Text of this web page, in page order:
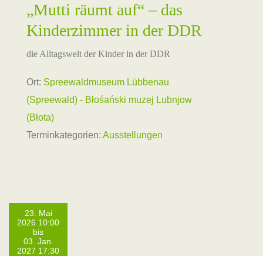
„Mutti räumt auf“ – das
Kinderzimmer in der DDR
die Alltagswelt der Kinder in der DDR
Ort: Spreewaldmuseum Lübbenau
(Spreewald) - Błośański muzej Lubnjow
(Błota)
Terminkategorien: Ausstellungen
23. Mai
2026 10:00
bis
03. Jan.
2027 17:30